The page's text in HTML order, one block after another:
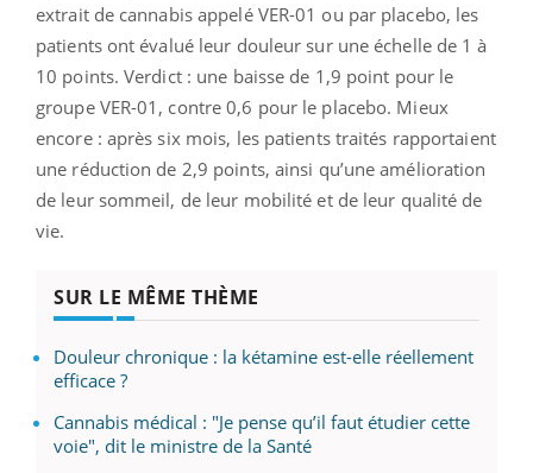
extrait de cannabis appelé VER-01 ou par placebo, les
patients ont évalué leur douleur sur une échelle de 1 à
10 points. Verdict : une baisse de 1,9 point pour le
groupe VER-01, contre 0,6 pour le placebo. Mieux
encore : après six mois, les patients traités rapportaient
une réduction de 2,9 points, ainsi qu’une amélioration
de leur sommeil, de leur mobilité et de leur qualité de
vie.
SUR LE MÊME THÈME
Douleur chronique : la kétamine est-elle réellement
efficace ?
Cannabis médical : "Je pense qu’il faut étudier cette
voie", dit le ministre de la Santé